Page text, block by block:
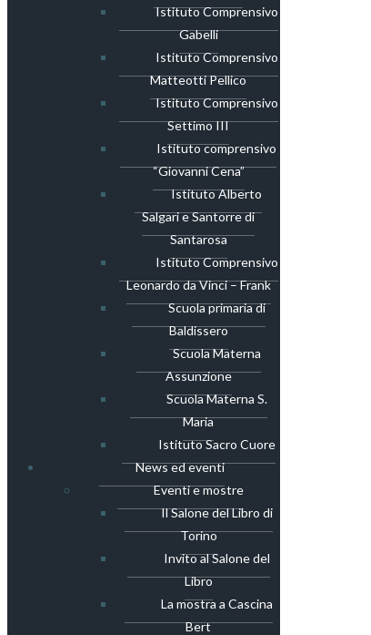
Istituto Comprensivo
Gabelli
Istituto Comprensivo
Matteotti Pellico
Istituto Comprensivo
Settimo III
Istituto comprensivo
“Giovanni Cena”
Istituto Alberto
Salgari e Santorre di
Santarosa
Istituto Comprensivo
Leonardo da Vinci – Frank
Scuola primaria di
Baldissero
Scuola Materna
Assunzione
Scuola Materna S.
Maria
Istituto Sacro Cuore
News ed eventi
Eventi e mostre
Il Salone del Libro di
Torino
Invito al Salone del
Libro
La mostra a Cascina
Bert